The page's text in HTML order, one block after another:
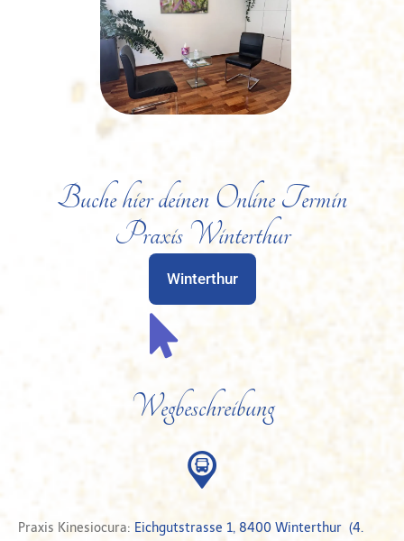
Buche hier deinen Online Termin
Praxis Winterthur
Winterthur
Wegbeschreibung
Praxis Kinesiocura: Eichgutstrasse 1, 8400 Winterthur (4.